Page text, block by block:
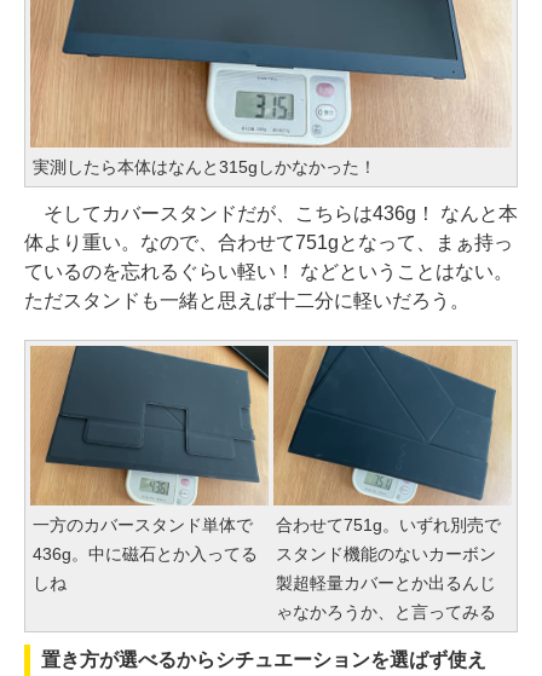
実測したら本体はなんと315gしかなかった！
そしてカバースタンドだが、こちらは436g！ なんと本
体より重い。なので、合わせて751gとなって、まぁ持っ
ているのを忘れるぐらい軽い！ などということはない。
ただスタンドも一緒と思えば十二分に軽いだろう。
一方のカバースタンド単体で
436g。中に磁石とか入ってる
しね
合わせて751g。いずれ別売で
スタンド機能のないカーボン
製超軽量カバーとか出るんじ
ゃなかろうか、と言ってみる
置き方が選べるからシチュエーションを選ばず使え